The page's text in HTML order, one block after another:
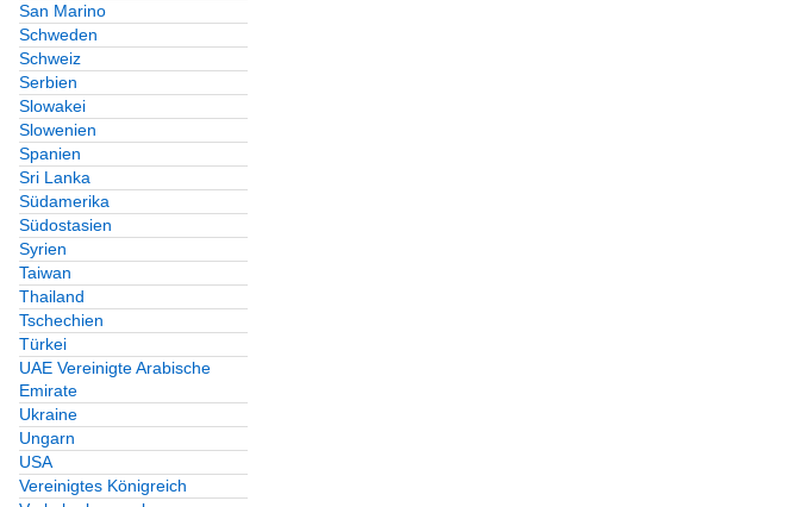
San Marino
Schweden
Schweiz
Serbien
Slowakei
Slowenien
Spanien
Sri Lanka
Südamerika
Südostasien
Syrien
Taiwan
Thailand
Tschechien
Türkei
UAE Vereinigte Arabische
Emirate
Ukraine
Ungarn
USA
Vereinigtes Königreich